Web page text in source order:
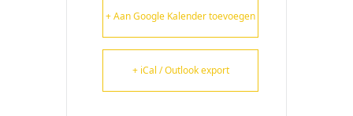
+ Aan Google Kalender toevoegen
+ iCal / Outlook export